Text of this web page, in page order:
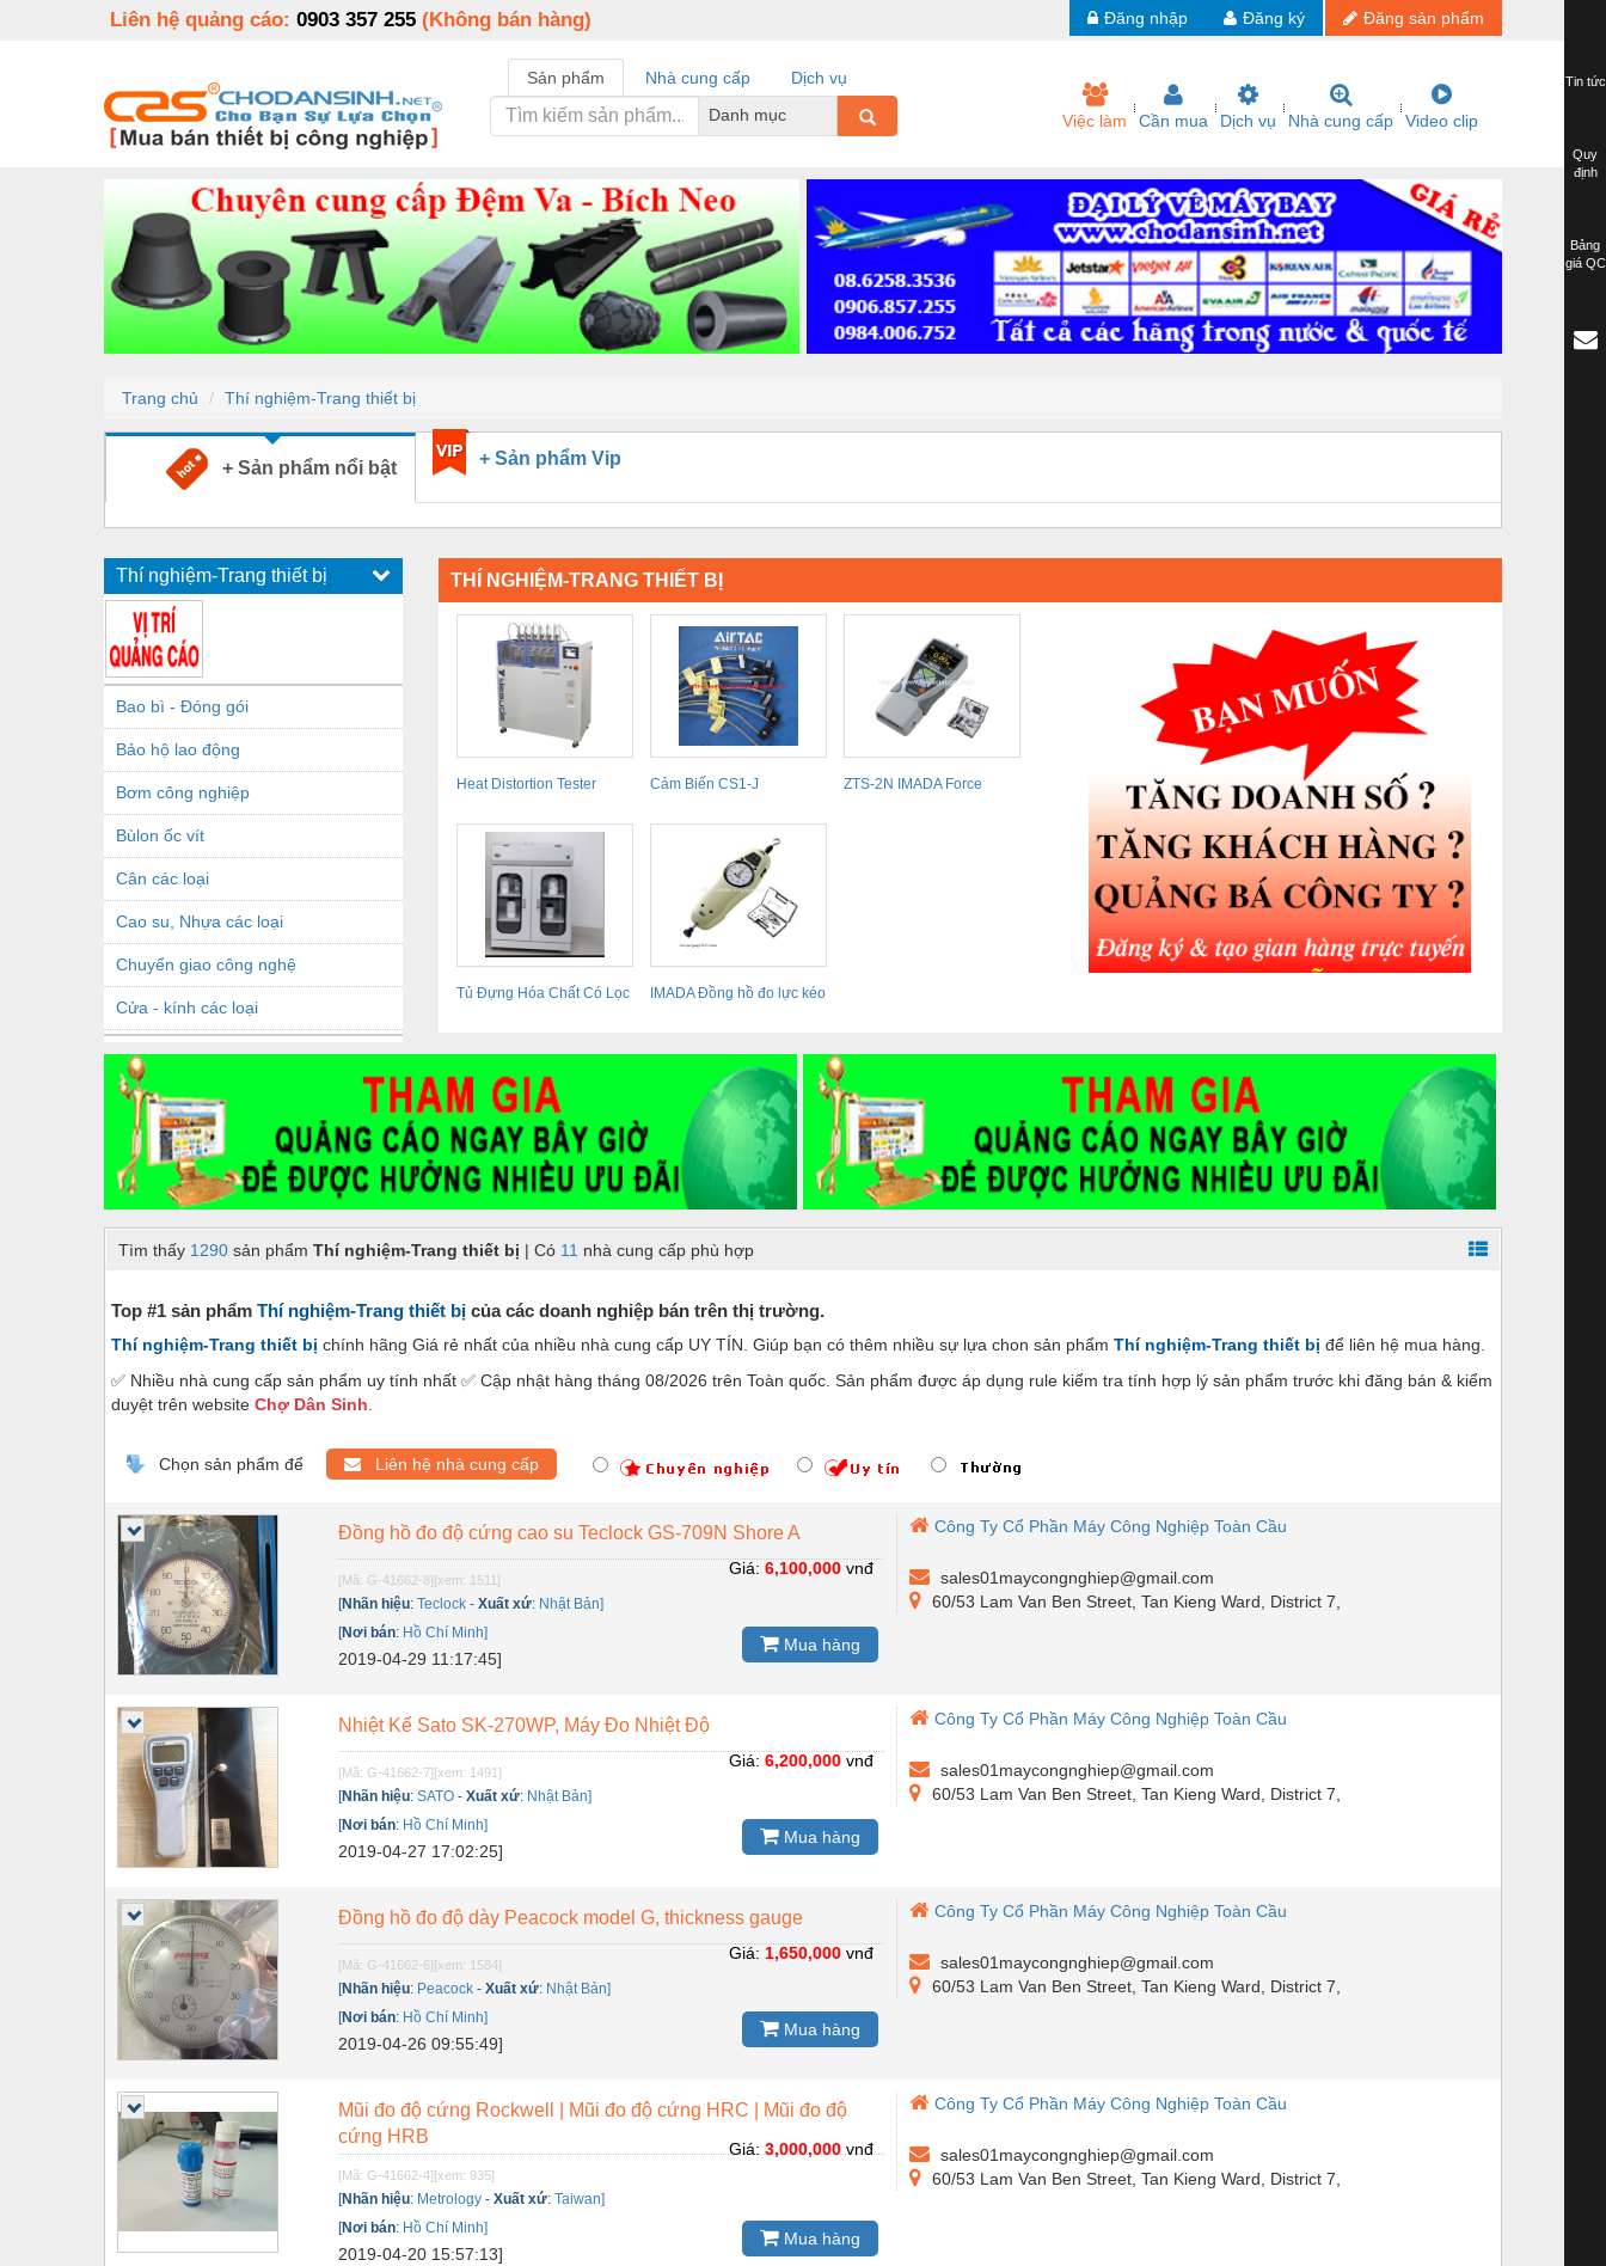
Liên hệ quảng cáo: 0903 357 255 (Không bán hàng) Đăng sản phẩm
Đăng ký
Đăng nhập
Sản phẩm Nhà cung cấp
Dịch vụ
Danh mục
Việc làm Cần mua Dịch vụ Nhà cung cấp Video clip
Trang chủ Thí nghiệm-Trang thiết bị
+ Sản phẩm nổi bật + Sản phẩm Vip
Thí nghiệm-Trang thiết bị
Bao bì - Đóng gói
Bảo hộ lao động
Bơm công nghiệp
Bùlon ốc vít
Cân các loại
Cao su, Nhựa các loại
Chuyển giao công nghệ
Cửa - kính các loại
Dầu khí - Thiết bị
Dây chuyền sản xuất
Dệt may - Thiết bị
Dầu mỡ công nghiệp
Điện công nghiệp
Điện gia dụng
Điện Lạnh
Đóng tàu Thiết bị
Dụng cụ cầm tay
Dụng cụ cắt gọt
Dụng cụ điện
Dụng cụ đo
Gỗ - Trang thiết bị
Hóa chất-Trang thiết bị
Kệ công nghiệp
Khí nén - Thiết bị
Khuôn mẫu - Phụ tùng
Lọc công nghiệp
Máy công cụ - Phụ tùng
Mỏ - Trang thiết bị
Mô tơ - Hộp số
Nâng hạ - Trang thiết bị
Nội - Ngoại thất - văn phòng
Nồi hơi - Trang thiết bị
Nông nghiệp - Thiết bị
THÍ NGHIỆM-TRANG THIẾT BỊ
Heat Distortion Tester
Cảm Biến CS1-J
ZTS-2N IMADA Force
Tủ Đựng Hóa Chất Có Lọc
IMADA Đồng hồ đo lực kéo
Tìm thấy 1290 sản phẩm Thí nghiệm-Trang thiết bị | Có 11 nhà cung cấp phù hợp
Top #1 sản phẩm Thí nghiệm-Trang thiết bị của các doanh nghiệp bán trên thị trường.
Thí nghiệm-Trang thiết bị chính hãng Giá rẻ nhất của nhiều nhà cung cấp UY TÍN. Giúp bạn có thêm nhiều sự lựa chon sản phẩm Thí nghiệm-Trang thiết bị để liên hệ mua hàng.
✅ Nhiều nhà cung cấp sản phẩm uy tính nhất ✅ Cập nhật hàng tháng 08/2026 trên Toàn quốc. Sản phẩm được áp dụng rule kiểm tra tính hợp lý sản phẩm trước khi đăng bán & kiểm
duyệt trên website Chợ Dân Sinh
Chọn sản phẩm để Liên hệ nhà cung cấp
Đồng hồ đo độ cứng cao su Teclock GS-709N Shore A
[Mã: G-41662-8][xem: 1511]
[Nhãn hiệu:Teclock -Xuất xứ: Nhật Bản]
[Nơi bán: Hồ Chí Minh]
2019-04-29 11:17:45]
Giá: 6,100,000vnđ
Mua hàng
Công Ty Cổ Phần Máy Công Nghiệp Toàn Cầu
sales01maycongnghiep@gmail.com
60/53 Lam Van Ben Street, Tan Kieng Ward, District 7,
Nhiệt Kế Sato SK-270WP, Máy Đo Nhiệt Độ
[Mã: G-41662-7][xem: 1491]
[Nhãn hiệu:SATO -Xuất xứ: Nhật Bản]
[Nơi bán: Hồ Chí Minh]
2019-04-27 17:02:25]
Giá: 6,200,000vnđ
Mua hàng
Công Ty Cổ Phần Máy Công Nghiệp Toàn Cầu
sales01maycongnghiep@gmail.com
60/53 Lam Van Ben Street, Tan Kieng Ward, District 7,
Đồng hồ đo độ dày Peacock model G, thickness gauge
[Mã: G-41662-6][xem: 1584]
[Nhãn hiệu: Peacock -Xuất xứ: Nhật Bản]
[Nơi bán: Hồ Chí Minh]
2019-04-26 09:55:49]
Giá: 1,650,000vnđ
Mua hàng
Công Ty Cổ Phần Máy Công Nghiệp Toàn Cầu
sales01maycongnghiep@gmail.com
60/53 Lam Van Ben Street, Tan Kieng Ward, District 7,
Mũi đo độ cứng Rockwell | Mũi đo độ cứng HRC | Mũi đo độ
cứng HRB
[Mã: G-41662-4][xem: 935]
[Nhãn hiệu: Metrology -Xuất xứ:Taiwan]
[Nơi bán: Hồ Chí Minh]
2019-04-20 15:57:13]
Giá: 3,000,000vnđ
Mua hàng
Công Ty Cổ Phần Máy Công Nghiệp Toàn Cầu
sales01maycongnghiep@gmail.com
60/53 Lam Van Ben Street, Tan Kieng Ward, District 7,
Tin tức
Quy
định
Bảng
giá QC